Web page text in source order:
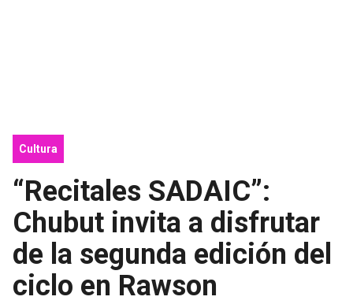
Cultura
“Recitales SADAIC”:
Chubut invita a disfrutar
de la segunda edición del
ciclo en Rawson